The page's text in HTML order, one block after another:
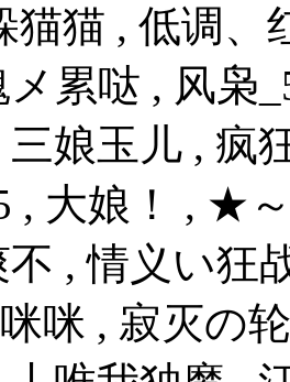
猫猫 , 低调、
累哒 , 风枭
三娘玉儿 , 疯
, 大娘！ , ★
不 , 情义い狂
咪 , 寂灭の